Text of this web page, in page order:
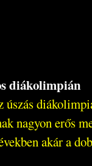
diákolimpián
úszás
nagyon erős
akár a